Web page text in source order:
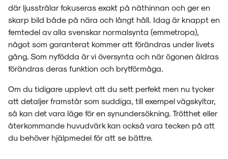
där ljusstrålar fokuseras exakt på näthinnan och ger en
skarp bild både på nära och långt håll. Idag är knappt en
femtedel av alla svenskar normalsynta (emmetropa),
något som garanterat kommer att förändras under livets
gång. Som nyfödda är vi översynta och när ögonen åldras
förändras deras funktion och brytförmåga.
Om du tidigare upplevt att du sett perfekt men nu tycker
att detaljer framstår som suddiga, till exempel vägskyltar,
så kan det vara läge för en synundersökning. Trötthet eller
återkommande huvudvärk kan också vara tecken på att
du behöver hjälpmedel för att se bättre.